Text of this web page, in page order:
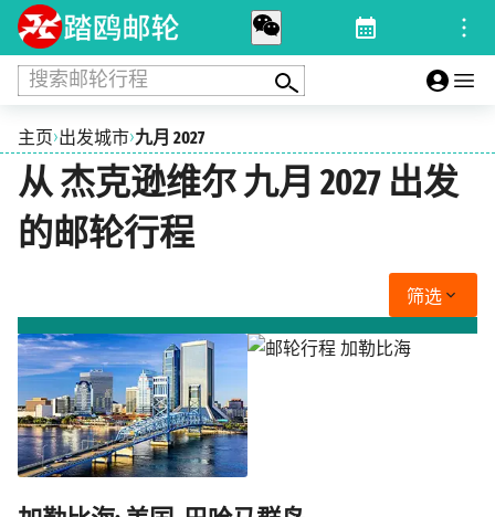
搜索邮轮行程
主页›出发城市›九月 2027
从 杰克逊维尔 九月 2027 出发
的邮轮行程
筛选